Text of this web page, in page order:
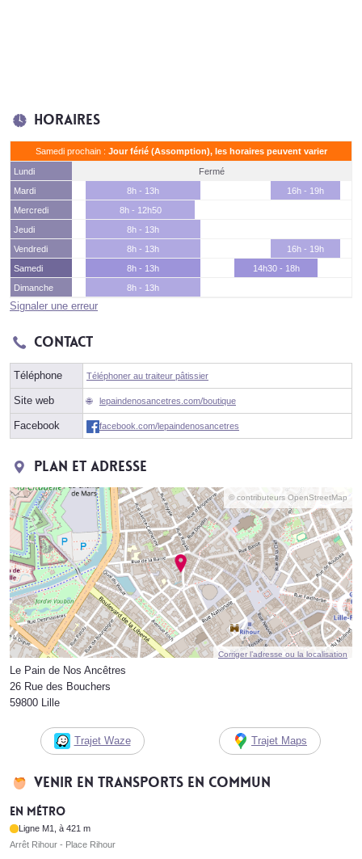
Horaires
Samedi prochain : Jour férié (Assomption), les horaires peuvent varier
Lundi
Fermé
Mardi
8h - 13h
16h - 19h
Mercredi
8h - 12h50
Jeudi
8h - 13h
Vendredi
8h - 13h
16h - 19h
Samedi
8h - 13h
14h30 - 18h
Dimanche
8h - 13h
Signaler une erreur
Contact
Téléphone Téléphoner au traiteur pâtissier
Site web lepaindenosancetres.com/boutique
Facebook facebook.com/lepaindenosancetres
Plan et adresse
© contributeurs OpenStreetMap
Corriger l’adresse ou la localisation
Le Pain de Nos Ancêtres
26 Rue des Bouchers
59800 Lille
Trajet Waze Trajet Maps
Venir en transports en commun
En métro
Ligne M1, à 421 m
Arrêt Rihour - Place Rihour